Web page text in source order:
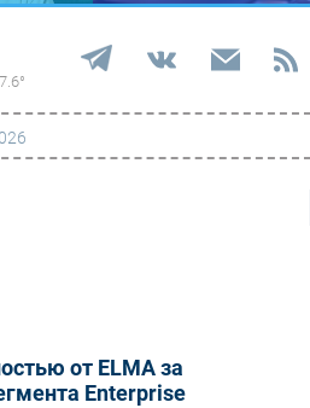
°
от ELMA за
Enterprise